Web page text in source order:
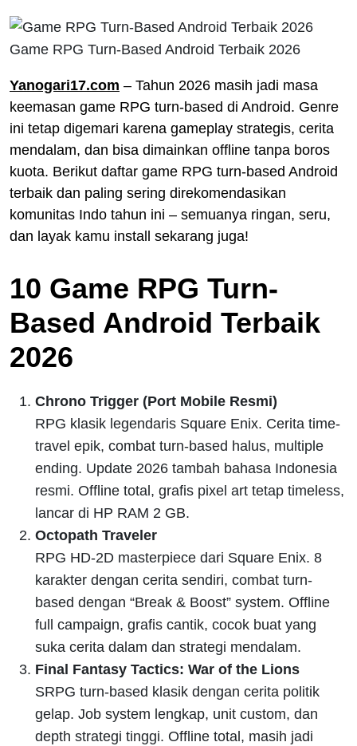
Game RPG Turn-Based Android Terbaik 2026
Yanogari17.com – Tahun 2026 masih jadi masa
keemasan game RPG turn-based di Android. Genre
ini tetap digemari karena gameplay strategis, cerita
mendalam, dan bisa dimainkan offline tanpa boros
kuota. Berikut daftar game RPG turn-based Android
terbaik dan paling sering direkomendasikan
komunitas Indo tahun ini – semuanya ringan, seru,
dan layak kamu install sekarang juga!
10 Game RPG Turn-
Based Android Terbaik
2026
Chrono Trigger (Port Mobile Resmi)
RPG klasik legendaris Square Enix. Cerita time-
travel epik, combat turn-based halus, multiple
ending. Update 2026 tambah bahasa Indonesia
resmi. Offline total, grafis pixel art tetap timeless,
lancar di HP RAM 2 GB.
Octopath Traveler
RPG HD-2D masterpiece dari Square Enix. 8
karakter dengan cerita sendiri, combat turn-
based dengan “Break & Boost” system. Offline
full campaign, grafis cantik, cocok buat yang
suka cerita dalam dan strategi mendalam.
Final Fantasy Tactics: War of the Lions
SRPG turn-based klasik dengan cerita politik
gelap. Job system lengkap, unit custom, dan
depth strategi tinggi. Offline total, masih jadi